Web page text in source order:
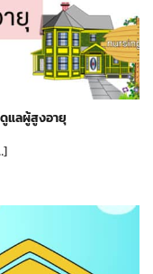
แลผู้สูงอายุ